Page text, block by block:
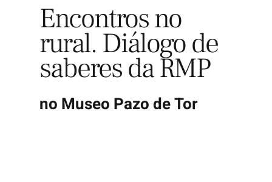
Encontros no
rural. Diálogo de
saberes da RMP
no Museo Pazo de Tor